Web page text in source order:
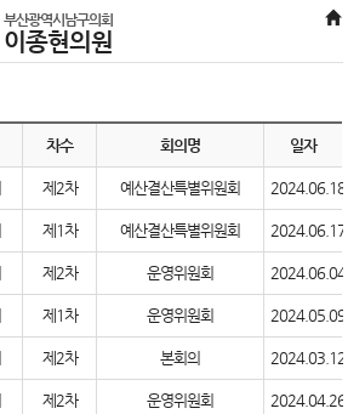
부산광역시남구의회
이종현의원
차수 회의명 일자
제2차 예산결산특별위원회 2024.06.18
제1차 예산결산특별위원회 2024.06.17
제2차 운영위원회 2024.06.04
제1차 운영위원회 2024.05.09
제2차 본회의 2024.03.12
제2차 운영위원회 2024.04.26